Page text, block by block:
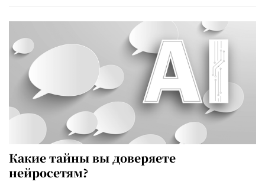
Какие тайны вы доверяете
нейросетям?